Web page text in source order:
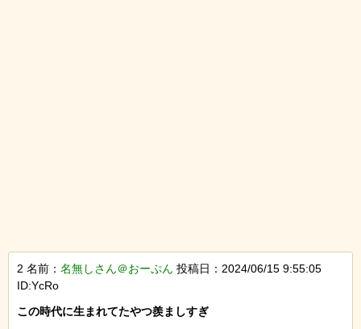
2 名前： 名無しさん＠おーぷん 投稿日：2024/06/15 9:55:05
ID:YcRo
この時代に生まれてたやつ羨ましすぎ